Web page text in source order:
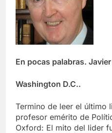
En pocas palabras.
Washington D.C..
Termino de leer el último
profesor emérito de
Oxford: El mito del lider